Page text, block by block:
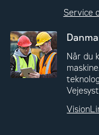
Service
Når du